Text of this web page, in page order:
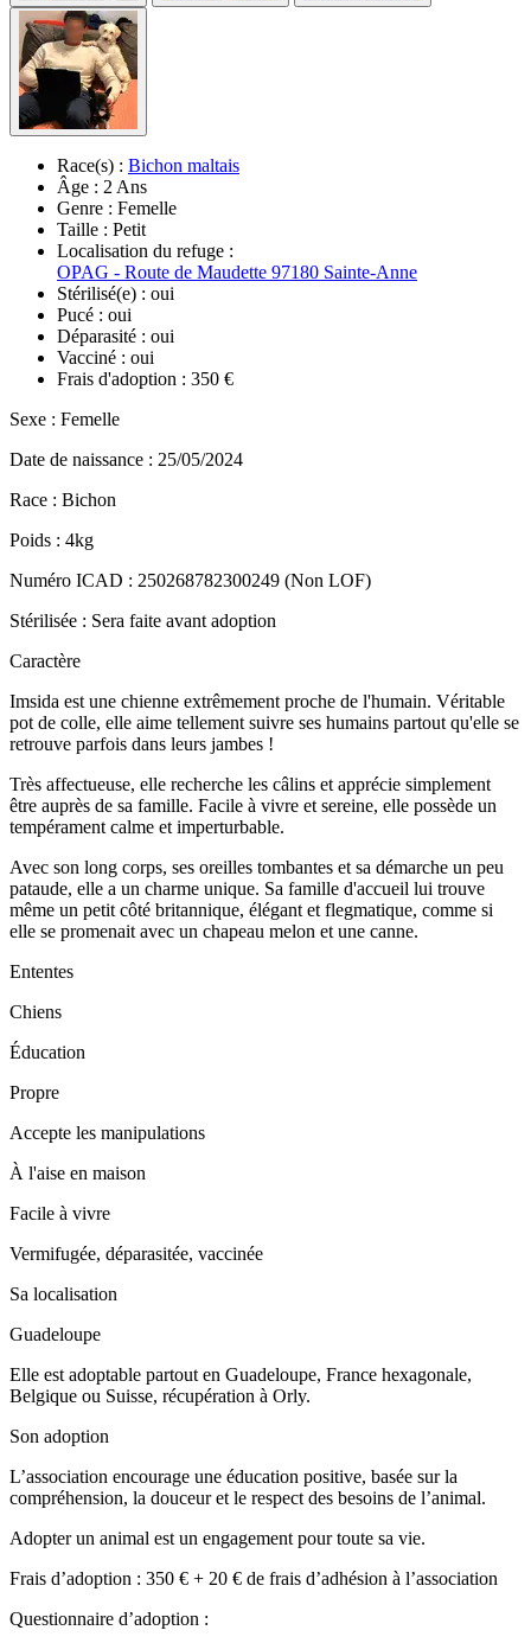
Race(s) : Bichon maltais
Âge : 2 Ans
Genre : Femelle
Taille : Petit
Localisation du refuge :
OPAG - Route de Maudette 97180 Sainte-Anne
Stérilisé(e) : oui
Pucé : oui
Déparasité : oui
Vacciné : oui
Frais d'adoption : 350 €
Sexe : Femelle
Date de naissance : 25/05/2024
Race : Bichon
Poids : 4kg
Numéro ICAD : 250268782300249 (Non LOF)
Stérilisée : Sera faite avant adoption
Caractère
Imsida est une chienne extrêmement proche de l'humain. Véritable
pot de colle, elle aime tellement suivre ses humains partout qu'elle se
retrouve parfois dans leurs jambes !
Très affectueuse, elle recherche les câlins et apprécie simplement
être auprès de sa famille. Facile à vivre et sereine, elle possède un
tempérament calme et imperturbable.
Avec son long corps, ses oreilles tombantes et sa démarche un peu
pataude, elle a un charme unique. Sa famille d'accueil lui trouve
même un petit côté britannique, élégant et flegmatique, comme si
elle se promenait avec un chapeau melon et une canne.
Ententes
Chiens
Éducation
Propre
Accepte les manipulations
À l'aise en maison
Facile à vivre
Vermifugée, déparasitée, vaccinée
Sa localisation
Guadeloupe
Elle est adoptable partout en Guadeloupe, France hexagonale,
Belgique ou Suisse, récupération à Orly.
Son adoption
L’association encourage une éducation positive, basée sur la
compréhension, la douceur et le respect des besoins de l’animal.
Adopter un animal est un engagement pour toute sa vie.
Frais d’adoption : 350 € + 20 € de frais d’adhésion à l’association
Questionnaire d’adoption :